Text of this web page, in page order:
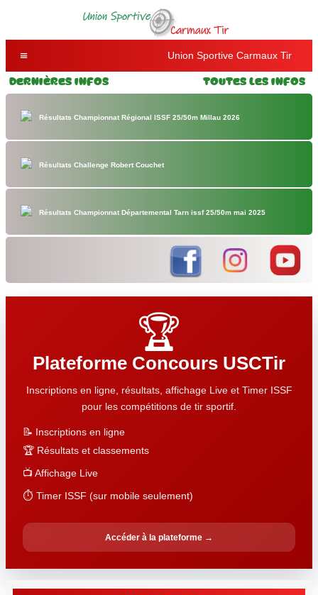
Union Sportive Carmaux Tir
Dernières Infos Toutes les Infos
Résultats Championnat Régional ISSF 25/50m Millau 2026
Résultats Challenge Robert Couchet
Résultats Championnat Départemental Tarn issf 25/50m mai 2025
🏆
Plateforme Concours USCTir
Inscriptions en ligne, résultats, affichage Live et Timer ISSF
pour les compétitions de tir sportif.
📝 Inscriptions en ligne
🏆 Résultats et classements
📺 Affichage Live
⏱️ Timer ISSF (sur mobile seulement)
Accéder à la plateforme →